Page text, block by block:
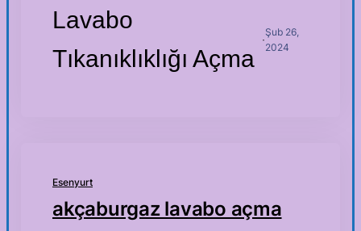
Lavabo
Tıkanıklıklığı Açma
·
Şub 26,
2024
Esenyurt
akçaburgaz lavabo açma